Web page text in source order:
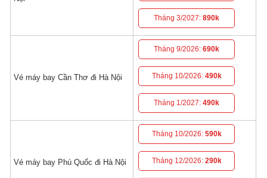
Tháng 3/2027:890k
Vé máy bay Cần Thơ đi Hà Nội
Tháng 9/2026:690k
Tháng 10/2026: 490k
Tháng 1/2027:490k
Vé máy bay Phú Quốc đi Hà Nội
Tháng 10/2026: 590k
Tháng 12/2026: 290k